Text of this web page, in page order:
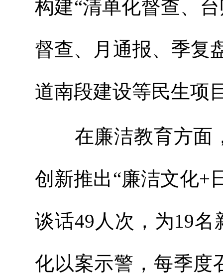
构建“清单化督查、
督查、月通报、季复
道南段建设等民生项
在廉洁教育方面，
创新推出“廉洁文化+
谈话49人次，为19
化以案示警，每季度